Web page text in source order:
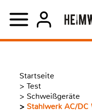
Startseite
> Test
> Schweißgeräte
> Stahlwerk AC/DC